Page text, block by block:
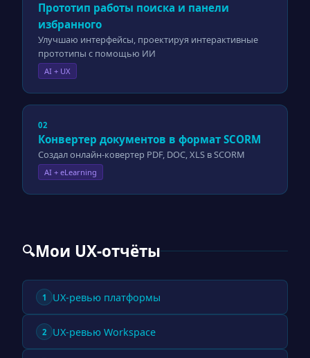
Прототип работы поиска и панели
избранного
Улучшаю интерфейсы, проектируя интерактивные
прототипы с помощью ИИ
AI + UX
02
Конвертер документов в формат SCORM
Создал онлайн-ковертер PDF, DOC, XLS в SCORM
AI + eLearning
🔍Мои UX-отчёты
1 UX-ревью платформы
2 UX-ревью Workspace